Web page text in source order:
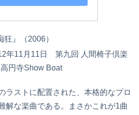
狂』（2006）
年11月11日 第九回 人間椅子倶楽
円寺Show Boat
ラストに配置された、本格的なプロ
解な楽曲である。まさかこれが1曲